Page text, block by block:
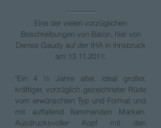
Eine der vielen vorzüglichen
Beschreibungen von Baron, hier von
Denise Gaudy auf der IHA in Innsbruck
am 13.11.2011:
"Ein 4 ½ Jahre alter, ideal großer,
kräftiger, vorzüglich gezeichneter Rüde
vom erwünschten Typ und Format und
mit auffallend flammenden Marken.
Ausdrucksvoller Kopf mit den